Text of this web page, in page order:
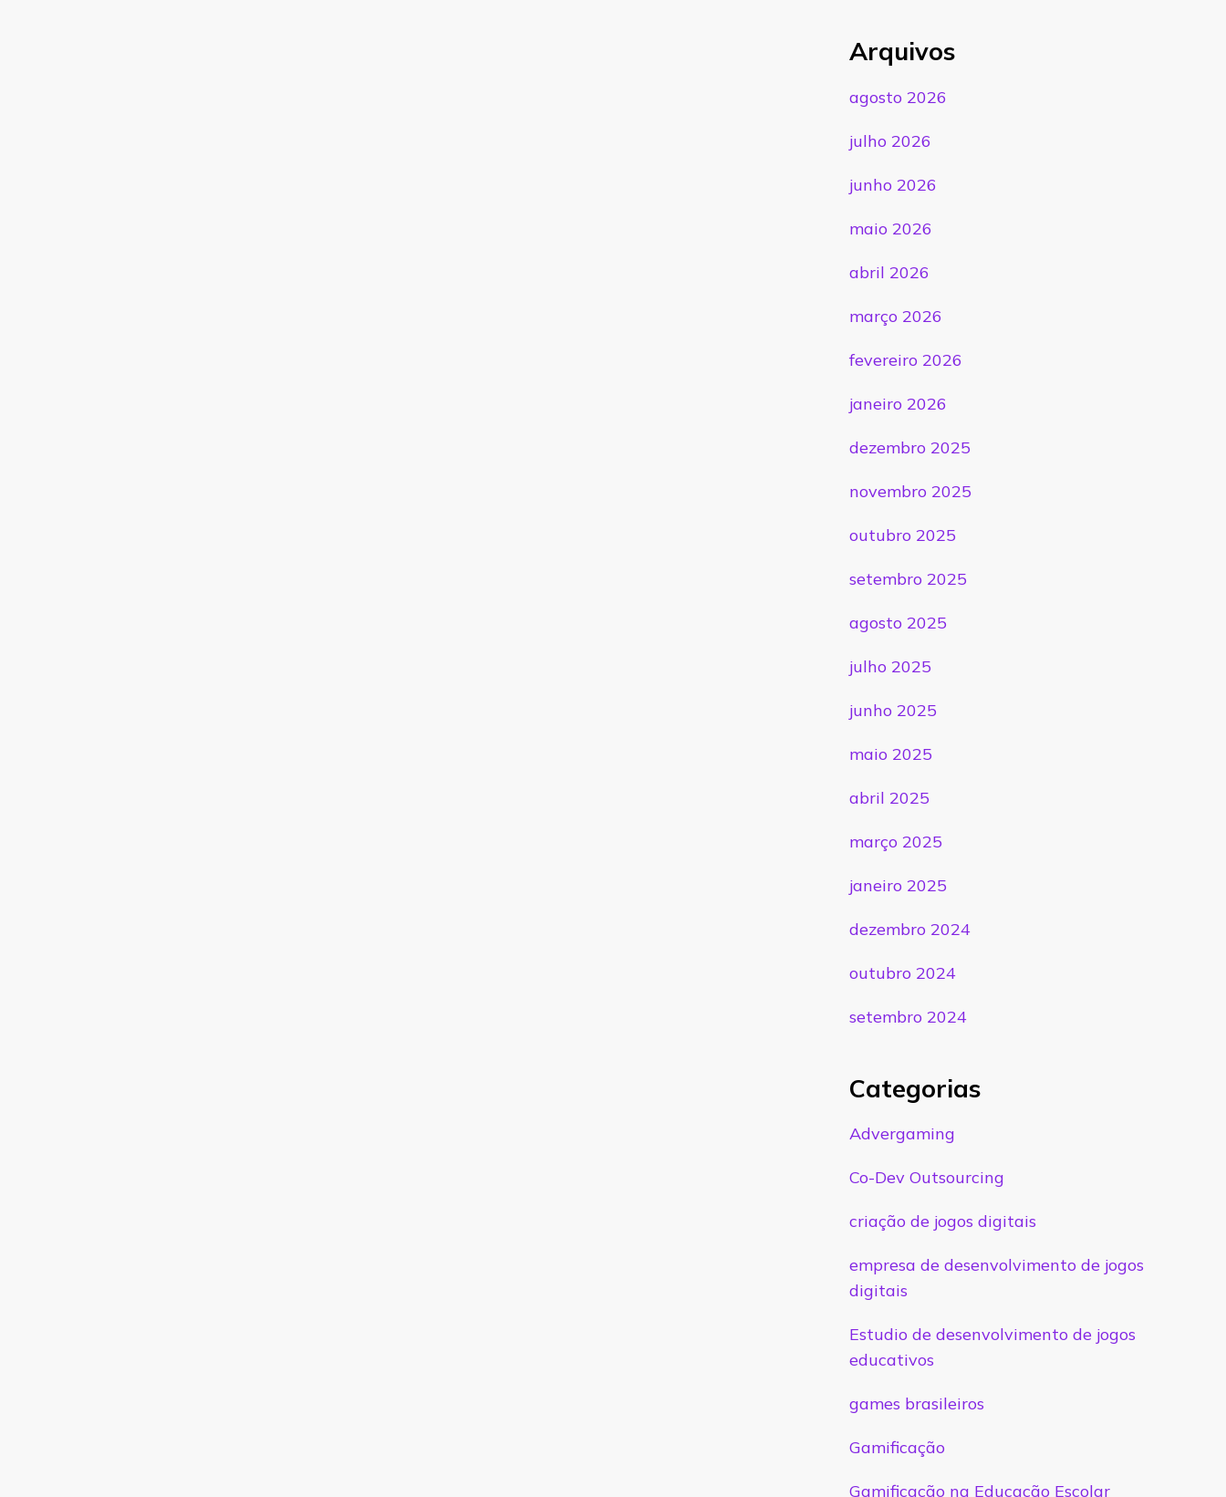
Arquivos
agosto 2026
julho 2026
junho 2026
maio 2026
abril 2026
março 2026
fevereiro 2026
janeiro 2026
dezembro 2025
novembro 2025
outubro 2025
setembro 2025
agosto 2025
julho 2025
junho 2025
maio 2025
abril 2025
março 2025
janeiro 2025
dezembro 2024
outubro 2024
setembro 2024
Categorias
Advergaming
Co-Dev Outsourcing
criação de jogos digitais
empresa de desenvolvimento de jogos
digitais
Estudio de desenvolvimento de jogos
educativos
games brasileiros
Gamificação
Gamificação na Educação Escolar